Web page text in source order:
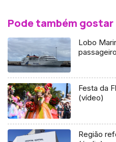
Pode também gostar
Lobo
Festa da
(vídeo)
Região